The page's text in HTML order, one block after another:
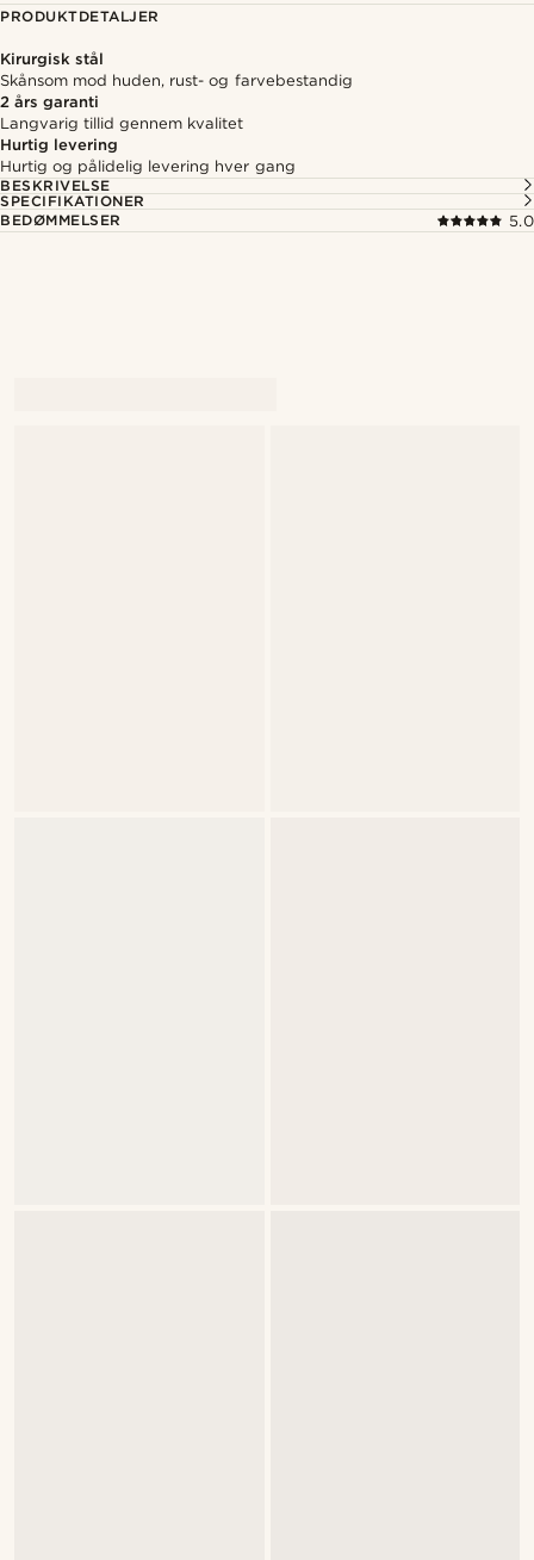
PRODUKTDETALJER
Kirurgisk stål
Skånsom mod huden, rust- og farvebestandig
2 års garanti
Langvarig tillid gennem kvalitet
Hurtig levering
Hurtig og pålidelig levering hver gang
BESKRIVELSE
SPECIFIKATIONER
BEDØMMELSER
5.0